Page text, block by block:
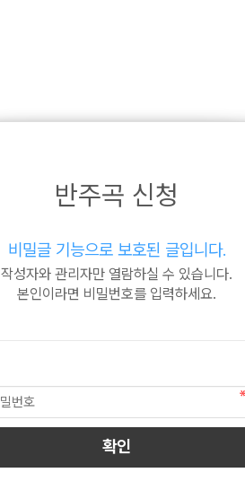
반주곡 신청
비밀글 기능으로 보호된 글입니다.
작성자와 관리자만 열람하실 수 있습니다.
본인이라면 비밀번호를 입력하세요.